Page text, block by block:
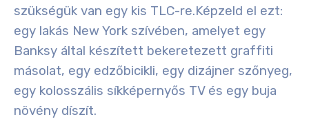
szükségük van egy kis TLC-re.Képzeld el ezt:
egy lakás New York szívében, amelyet egy
Banksy által készített bekeretezett graffiti
másolat, egy edzőbicikli, egy dizájner szőnyeg,
egy kolosszális síkképernyős TV és egy buja
növény díszít.